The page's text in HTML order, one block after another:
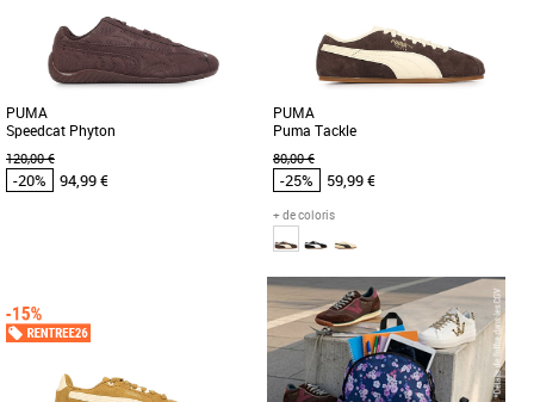
confort pour la saison printemps-été [...]
confort pour la saison Printemps-Été
PUMA
Speedcat Phyton
120,00 €
-20% 94,99 €
Chaussures Puma pas cher et Promos
Baskets Puma
Découvrez la PUMA Speedcat Phyton,
légèreté pour sublimer vos [...]
PUMA
Puma Tackle
80,00 €
-25% 59,99 €
+ de coloris
43
Chaussures Puma pas cher et Promos
Baskets Puma
Découvrez les Puma Tackle, des
baskets alliant style et confort pour la
saison printemps-été 2026. [...]